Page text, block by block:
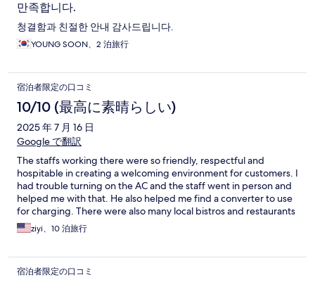
만족합니다.
청결함과 친절한 안내 감사드립니다.
YOUNG SOON、2 泊旅行
宿泊者限定の口コミ
10/10 (最高に素晴らしい)
2025 年 7 月 16 日
Google で翻訳
The staffs working there were so friendly, respectful and
hospitable in creating a welcoming environment for customers. I
had trouble turning on the AC and the staff went in person and
helped me with that. He also helped me find a converter to use
for charging. There were also many local bistros and restaurants
located near the hotel so it’s very convenient to stroll around
and explore.
ziyi、10 泊旅行
宿泊者限定の口コミ